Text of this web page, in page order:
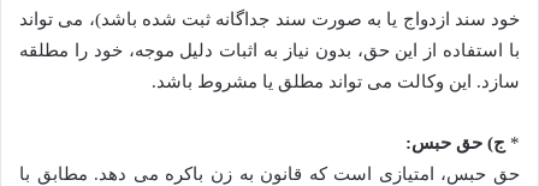
خود سند ازدواج یا به صورت سند جداگانه ثبت شده باشد)، می تواند
با استفاده از این حق، بدون نیاز به اثبات دلیل موجه، خود را مطلقه
سازد. این وکالت می تواند مطلق یا مشروط باشد.
* ج) حق حبس:
حق حبس، امتیازی است که قانون به زن باکره می دهد. مطابق با